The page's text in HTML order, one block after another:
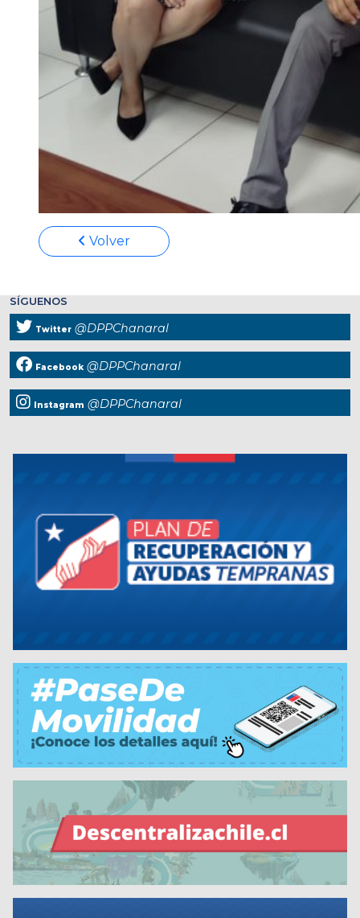
Volver
SÍGUENOS
Twitter @DPPChanaral
Facebook @DPPChanaral
Instagram @DPPChanaral